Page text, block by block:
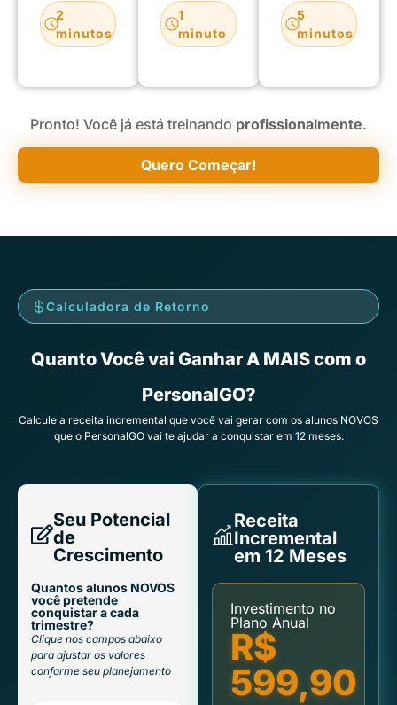
2
minutos
1
minuto
5
minutos
Pronto! Você já está treinando profissionalmente.
Quero Começar!
Calculadora de Retorno
Quanto Você vai Ganhar A MAIS com o
PersonalGO?
Calcule a receita incremental que você vai gerar com os alunos NOVOS
que o PersonalGO vai te ajudar a conquistar em 12 meses.
Seu Potencial
de
Crescimento
Quantos alunos NOVOS
você pretende
conquistar a cada
trimestre?
Clique nos campos abaixo
para ajustar os valores
conforme seu planejamento
Receita
Incremental
em 12 Meses
Investimento no
Plano Anual
R$
599,90